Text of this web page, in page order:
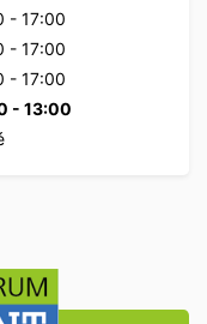
- 17:00
- 17:00
- 17:00
- 13:00